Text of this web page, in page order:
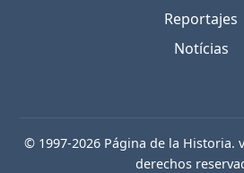
Reportajes
Notícias
© 1997-2026 Página de la Historia.
derechos